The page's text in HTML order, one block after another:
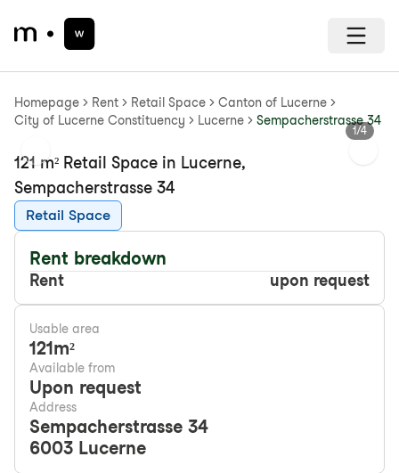
Homepage Rent Retail Space
Canton of Lucerne
City of Lucerne Constituency
Lucerne Sempacherstrasse 34
Previous slide
1/4
121 m² Retail Space in Lucerne,
Sempacherstrasse 34
Retail Space
Rent breakdown
Rent upon request
Usable area
121m²
Available from
Upon request
Address
Sempacherstrasse 34
6003 Lucerne